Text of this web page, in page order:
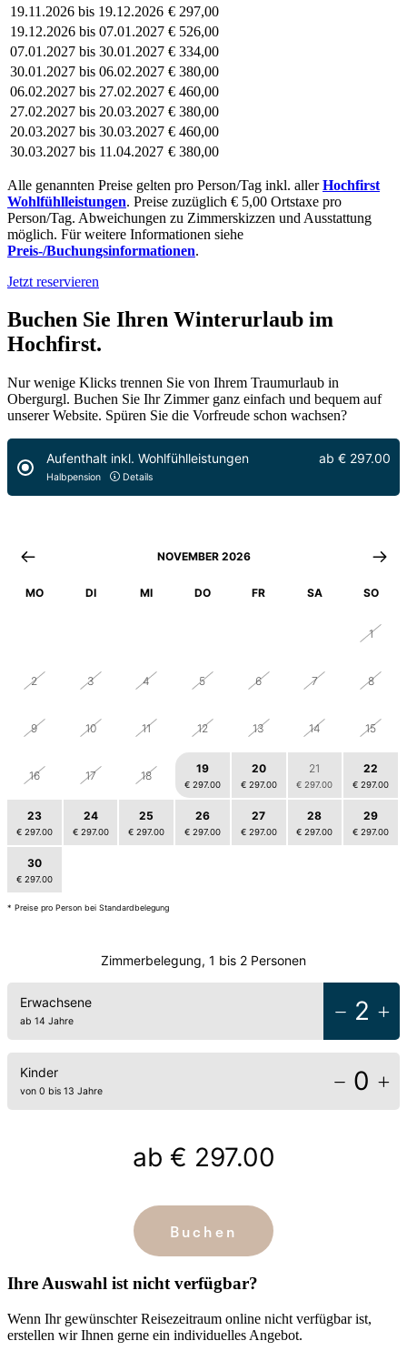
19.11.2026 bis 19.12.2026 € 297,00
19.12.2026 bis 07.01.2027 € 526,00
07.01.2027 bis 30.01.2027 € 334,00
30.01.2027 bis 06.02.2027 € 380,00
06.02.2027 bis 27.02.2027 € 460,00
27.02.2027 bis 20.03.2027 € 380,00
20.03.2027 bis 30.03.2027 € 460,00
30.03.2027 bis 11.04.2027 € 380,00
Alle genannten Preise gelten pro Person/Tag inkl. allerHochfirst
Wohlfühlleistungen. Preise zuzüglich € 5,00 Ortstaxe pro
Person/Tag. Abweichungen zu Zimmerskizzen und Ausstattung
möglich. Für weitere Informationen siehe
Preis-/Buchungsinformationen.
Jetzt reservieren
Buchen Sie Ihren Winterurlaub im
Hochfirst.
Nur wenige Klicks trennen Sie von Ihrem Traumurlaub in
Obergurgl. Buchen Sie Ihr Zimmer ganz einfach und bequem auf
unserer Website. Spüren Sie die Vorfreude schon wachsen?
Aufenthalt inkl. Wohlfühlleistungen
Halbpension Details
ab € 297.00
NOVEMBER 2026
MO DI MI DO FR SA SO
1
2 3 4 5 6 7 8
9 10 11 12 13 14 15
16 17 18
19
€ 297.00
20
€ 297.00
21
€ 297.00
22
€ 297.00
23
€ 297.00
24
€ 297.00
25
€ 297.00
26
€ 297.00
27
€ 297.00
28
€ 297.00
29
€ 297.00
30
€ 297.00
* Preise pro Person bei Standardbelegung
Zimmerbelegung, 1 bis 2 Personen
Erwachsene
ab 14 Jahre 2
Kinder
von 0 bis 13 Jahre 0
ab € 297.00
Buchen
Ihre Auswahl ist nicht verfügbar?
Wenn Ihr gewünschter Reisezeitraum online nicht verfügbar ist,
erstellen wir Ihnen gerne ein individuelles Angebot.